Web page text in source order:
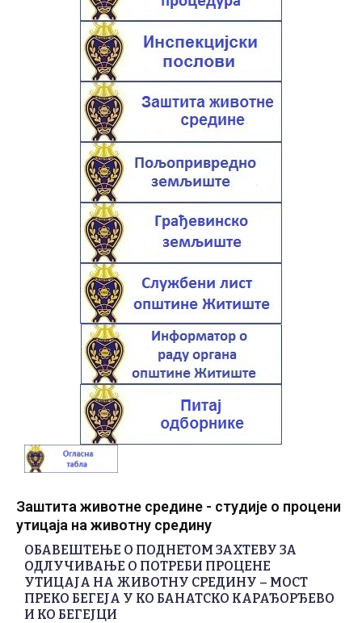
Заштита животне средине - студије о процени
утицаја на животну средину
ОБАВЕШТЕЊЕ О ПОДНЕТОМ ЗАХТЕВУ ЗА
ОДЛУЧИВАЊЕ О ПОТРЕБИ ПРОЦЕНЕ
УТИЦАЈА НА ЖИВОТНУ СРЕДИНУ – МОСТ
ПРЕКО БЕГЕЈА У КО БАНАТСКО КАРАЂОРЂЕВО
И КО БЕГЕЈЦИ